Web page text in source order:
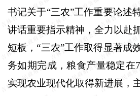
书记关于“三农”工作重要论述
讲话重要指示精神，全力以赴
短板，“三农”工作取得显著成
务如期完成，粮食产量稳定在
实现农业现代化取得新进展，